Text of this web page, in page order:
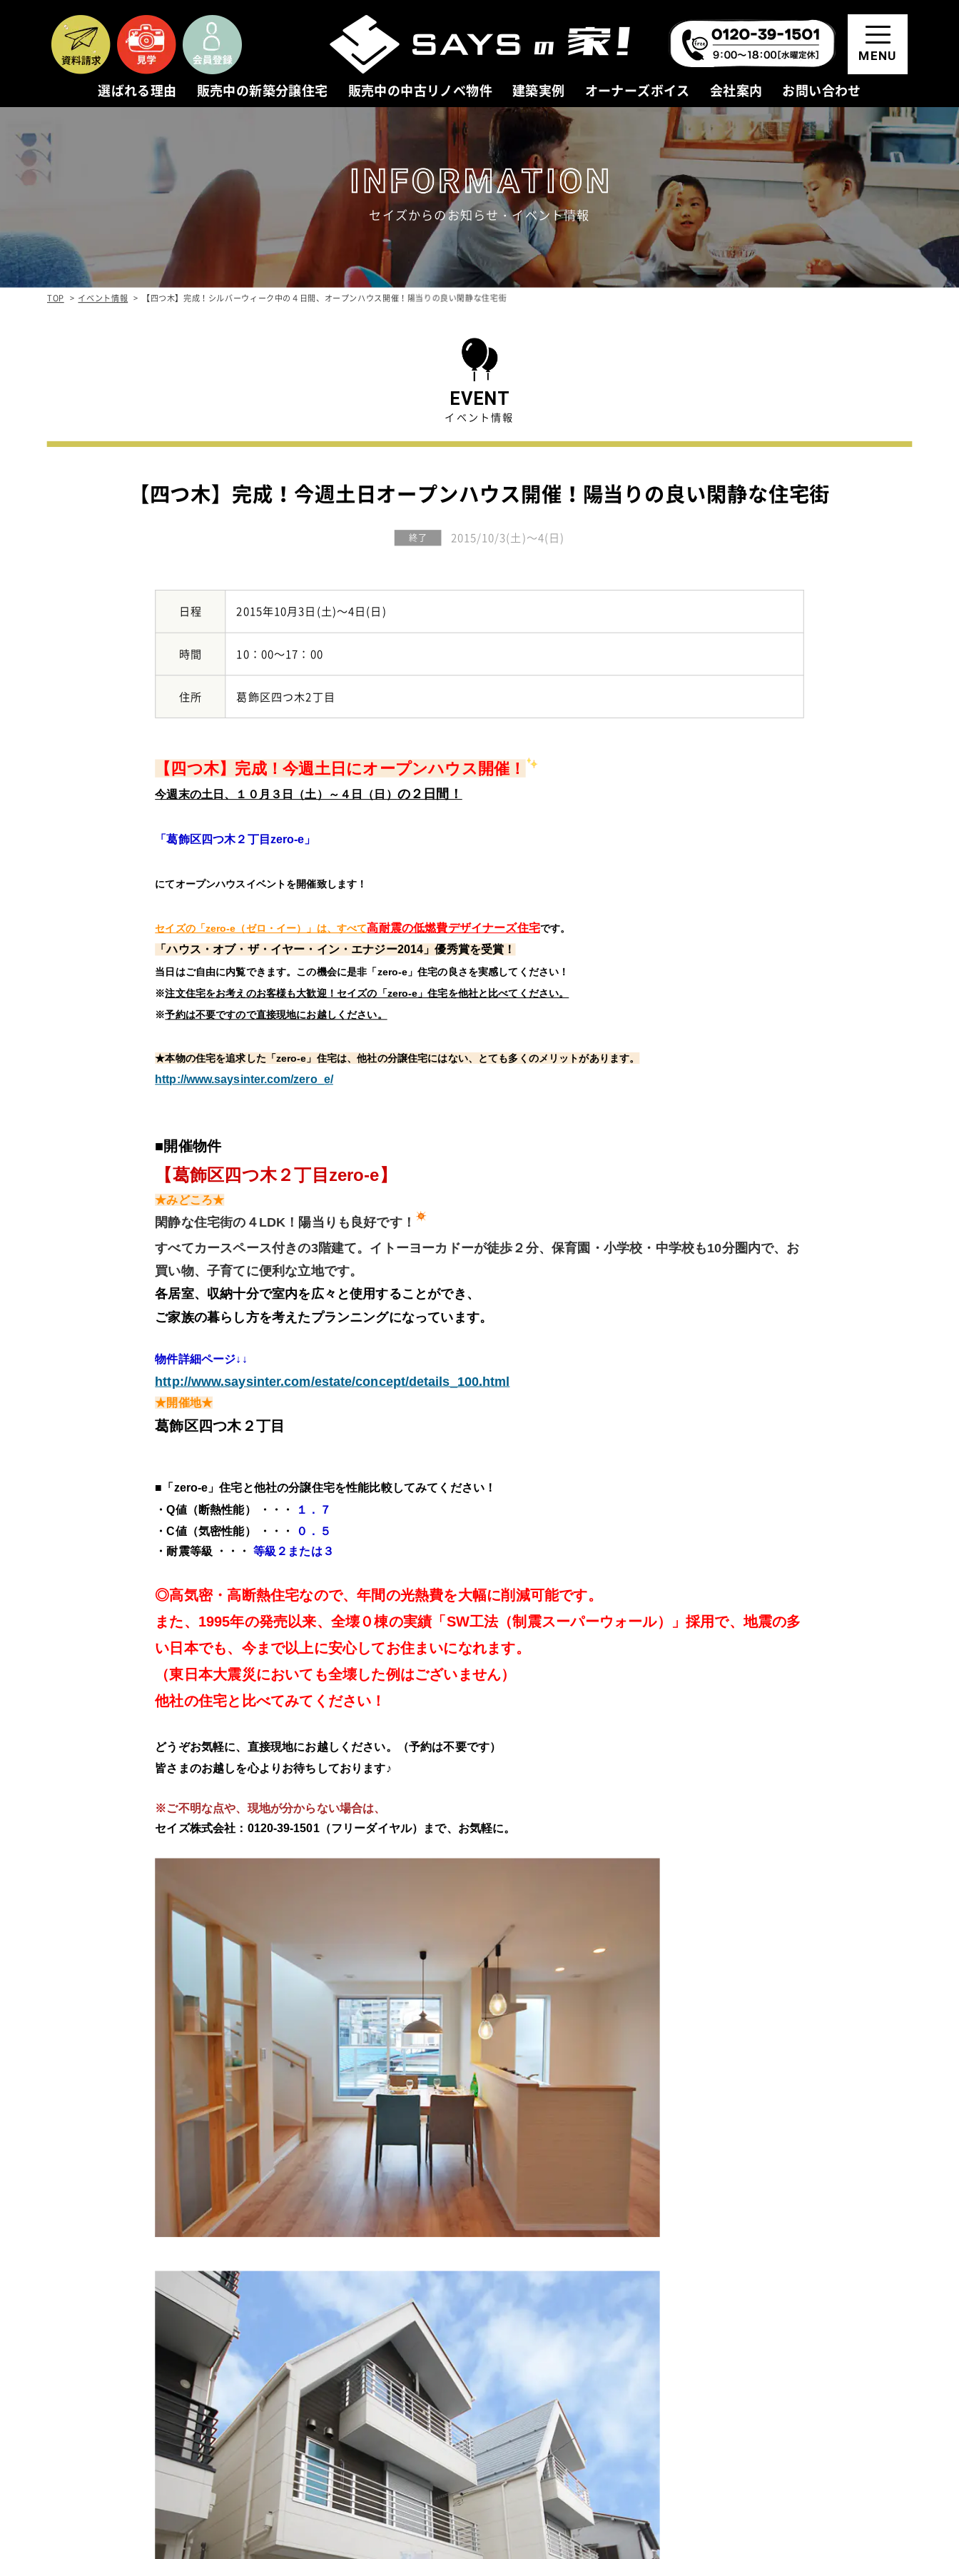
MENU
選ばれる理由 販売中の新築分譲住宅 販売中の中古リノベ物件 建築実例 オーナーズボイス 会社案内 お問い合わせ
1. 本物を追求する
NEW HOUSE
販売中の新築分譲住宅
新築分譲住宅一覧
COMPANY
会社案内
ごあいさつ
資料請求・お問い合わせ
モデルハウス見学
会員登録(無料)
お知らせ
家づくりワークショップ
（住宅コラム）
オーナーズ
セイズからのお知らせ・イベント情報
TOP イベント情報 【四つ木】完成！シルバーウィーク中の４日間、オープンハウス開催！陽当りの良い閑静な住宅街
EVENT
イベント情報
【四つ木】完成！今週土日オープンハウス開催！陽当りの良い閑静な住宅街
終了 2015/10/3(土)～4(日)
日程 2015年10月3日(土)～4日(日)
時間 10：00～17：00
住所 葛飾区四つ木2丁目
【四つ木】完成！今週土日にオープンハウス開催！
今週末の土日、１０月３日（土）～４日（日） の２日間！
「葛飾区四つ木２丁目zero-e 」
にてオープンハウスイベントを開催致します！
セイズの「zero-e（ゼロ・イー）」は、すべて高耐震の低燃費デザイナーズ住宅です。
「ハウス・オブ・ザ・イヤー・イン・エナジー2014」優秀賞を受賞！
当日はご自由に内覧できます。この機会に是非「zero-e」住宅の良さを実感してください！
※注文住宅をお考えのお客様も大歓迎！セイズの「zero-e」住宅を他社と比べてください。
※予約は不要ですので直接現地にお越しください。
★本物の住宅を追求した「zero-e」住宅は、他社の分譲住宅にはない、とても多くのメリットがあります。
http://www.saysinter.com/zero_e/
■開催物件
【葛飾区四つ木２丁目zero-e】
★みどころ★
閑静な住宅街の４LDK！陽当りも良好です！
すべてカースペース付きの3階建て。イトーヨーカドーが徒歩２分、保育園・小学校・中学校も10分圏内で、お
買い物、子育てに便利な立地です。
各居室、収納十分で室内を広々と使用することができ、
ご家族の暮らし方を考えたプランニングになっています。
物件詳細ページ↓↓
http://www.saysinter.com/estate/concept/details_100.html
★開催地★
葛飾区四つ木２丁目
■「zero-e」住宅と他社の分譲住宅を性能比較してみてください！
・Q値（断熱性能） ・・・
１．７
・C値（気密性能） ・・・
０．５
・耐震等級 ・・・ 等級２または３
◎高気密・高断熱住宅なので、年間の光熱費を大幅に削減可能です。
また、1995年の発売以来、全壊０棟の実績「SW工法（制震スーパーウォール）」採用で、地震の多
い日本でも、今まで以上に安心してお住まいになれます。
（東日本大震災においても全壊した例はございません）
他社の住宅と比べてみてください！
どうぞお気軽に、直接現地にお越しください。（予約は不要です）
皆さまのお越しを心よりお待ちしております♪
※ご不明な点や、現地が分からない場合は、
セイズ株式会社：0120-39-1501（フリーダイヤル）まで、お気軽に。